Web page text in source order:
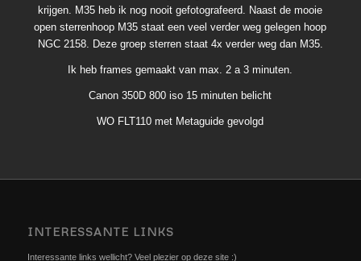
krijgen. M35 heb ik nog nooit gefotografeerd. Naast de mooie
open sterrenhoop M35 staat een veel verder weg gelegen hoop
NGC 2158. Deze groep sterren staat 4x verder weg dan M35.
Ik heb frames gemaakt van max. 2 a 3 minuten.
Canon 350D 800 iso 15 minuten belicht
WO FLT110 met Metaguide gevolgd
INTERESSANTE LINKS
Interessante links wellicht? Veel plezier op deze site :)